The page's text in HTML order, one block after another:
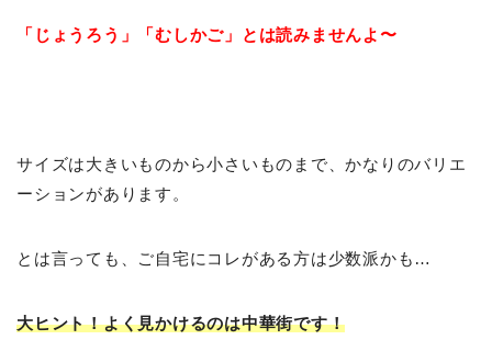
「じょうろう」「むしかご」とは読みませんよ〜
サイズは大きいものから小さいものまで、かなりのバリエ
ーションがあります。
とは言っても、ご自宅にコレがある方は少数派かも…
大ヒント！よく見かけるのは中華街です！